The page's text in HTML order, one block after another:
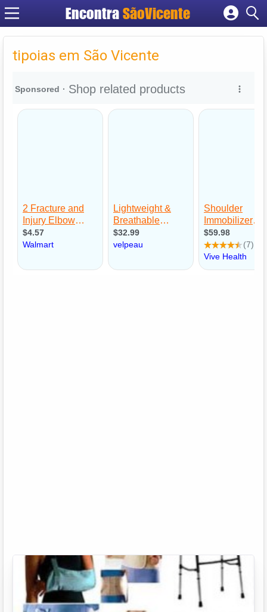
Encontra SãoVicente
Cadastrar empresa
Criar conta
tipoias em São Vicente